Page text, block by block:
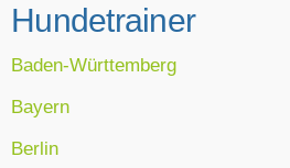
Hundetrainer
Baden-Württemberg
Bayern
Berlin